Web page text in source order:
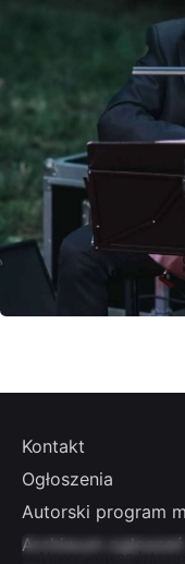
Nasza strona
Kontakt
Ogłoszenia
Autorski program
Archiwum ogłoszeń